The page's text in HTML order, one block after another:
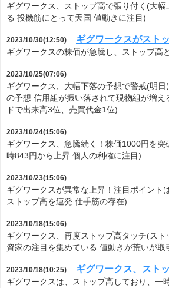
ギグワークス、ストップ高で張り付く(大
る 投機筋にとって天国 値動きに注目)
2023/10/30(12:50) ギグワークスがスト
ギグワークスの株価が急騰し、ストップ高
2023/10/25(07:06)
ギグワークス、大幅下落の予想で警戒(明日
の予想 信用組が振い落されて現物組が増え
ドで出来高3位、売買代金1位)
2023/10/24(15:06)
ギグワークス、急騰続く！株価1000円を
時843円から上昇 個人の利確に注目)
2023/10/23(15:06)
ギグワークスが異常な上昇！注目ポイント
ストップ高を連発 仕手筋の存在)
2023/10/18(15:06)
ギグワークス、再度ストップ高タッチ(ス
資家の注目を集めている 値動きが荒いが取
2023/10/18(10:25) ギグワークス、スト
ギグワークスは、ストップ高しており、一